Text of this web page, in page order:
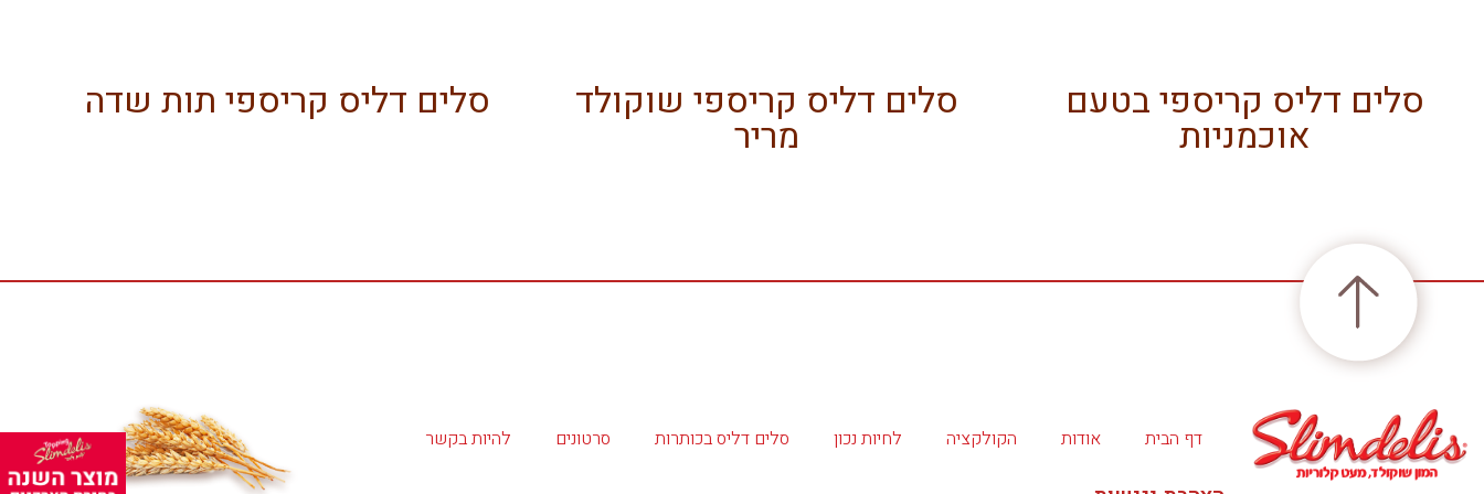
סלים דליס קריספי בטעם
אוכמניות
סלים דליס קריספי שוקולד
מריר
סלים דליס קריספי תות שדה
דף הבית אודות הקולקציה לחיות נכון סלים דליס בכותרות סרטונים להיות בקשר